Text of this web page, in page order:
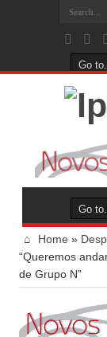
Home »
“Queremos
de Grupo N”